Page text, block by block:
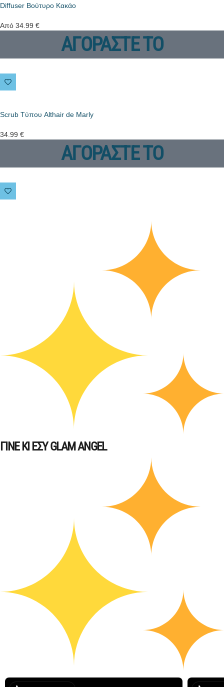
Diffuser Βούτυρο Κακάο
Από 34.99 €
ΑΓΟΡΑΣΤΕ ΤΟ
Scrub Tύπου Althair de Marly
34.99 €
ΑΓΟΡΑΣΤΕ ΤΟ
ΓΙΝΕ ΚΙ ΕΣΥ GLAM ANGEL